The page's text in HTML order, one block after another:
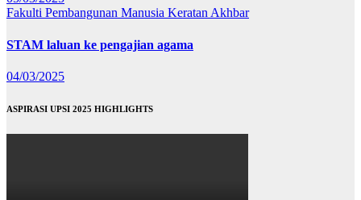
Fakulti Pembangunan Manusia Keratan Akhbar
STAM laluan ke pengajian agama
04/03/2025
ASPIRASI UPSI 2025 HIGHLIGHTS